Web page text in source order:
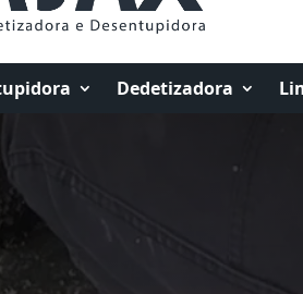
Dedetizadora